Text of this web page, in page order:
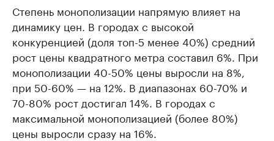
Степень монополизации напрямую влияет на
динамику цен. В городах с высокой
конкуренцией (доля топ-5 менее 40%) средний
рост цены квадратного метра составил 6%. При
монополизации 40-50% цены выросли на 8%,
при 50-60% — на 12%. В диапазонах 60-70% и
70-80% рост достигал 14%. В городах с
максимальной монополизацией (более 80%)
цены выросли сразу на 16%.